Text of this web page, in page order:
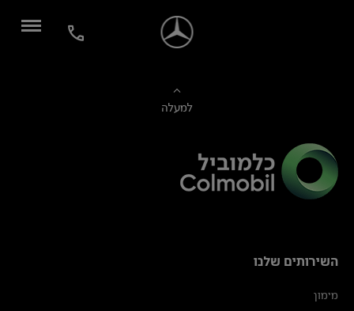
למעלה
השירותים שלנו
מימון